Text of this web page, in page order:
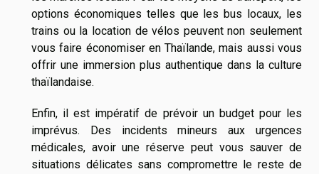
options économiques telles que les bus locaux, les
trains ou la location de vélos peuvent non seulement
vous faire économiser en Thaïlande, mais aussi vous
offrir une immersion plus authentique dans la culture
thaïlandaise.
Enfin, il est impératif de prévoir un budget pour les
imprévus. Des incidents mineurs aux urgences
médicales, avoir une réserve peut vous sauver de
situations délicates sans compromettre le reste de